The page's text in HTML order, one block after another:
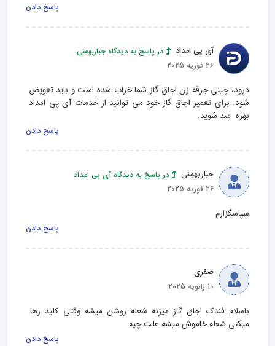
پاسخ دادن
آی پی امداد
در پاسخ به دیدگاه جباربهمنی
26 فوریه 2025
درود، چینی جرقه زن اجاق گاز شما خراب شده است و باید تعویض
شود. برای تعمیر اجاق گاز خود می توانید از خدمات آی پی امداد
بهره  مند شوید.
پاسخ دادن
جباربهمنی
در پاسخ به دیدگاه آی پی امداد
26 فوریه 2025
سپاسگزارم
پاسخ دادن
صفری
10 ژانویه 2025
باسلام فندک اجاق گاز میزنه شعله روشن میشه وقتی کلید رها
میکنی شعله خاموش میشه علت چیه
پاسخ دادن